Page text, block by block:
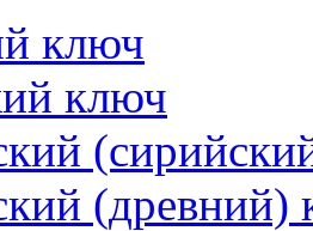
ключ
ключ
(древний)